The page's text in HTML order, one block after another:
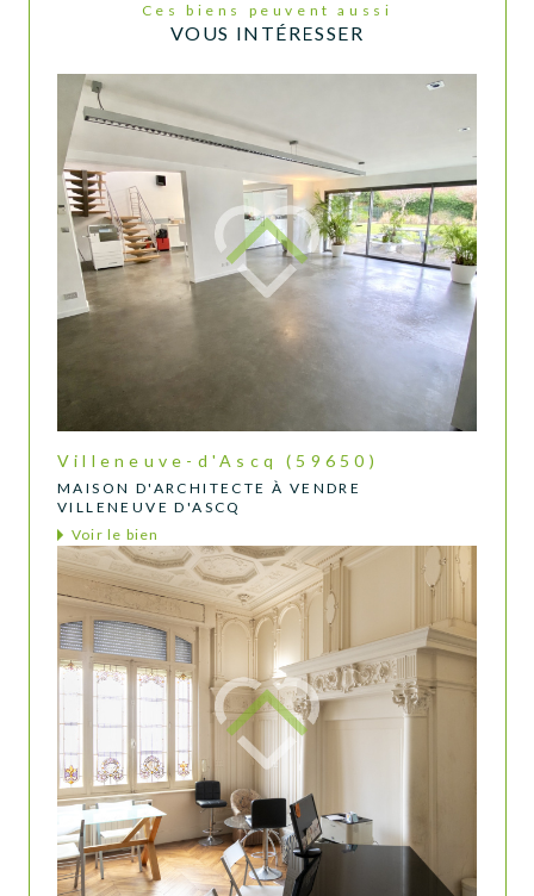
Ces biens peuvent aussi
VOUS INTÉRESSER
Villeneuve-d'Ascq (59650)
MAISON D'ARCHITECTE À VENDRE
VILLENEUVE D'ASCQ
Voir le bien